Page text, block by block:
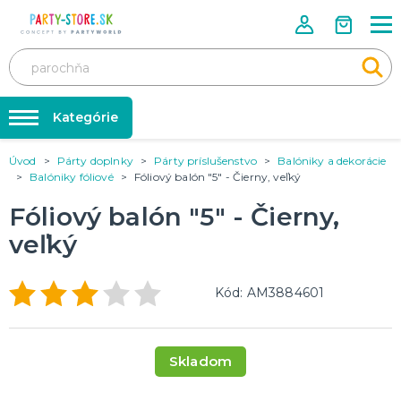
Rozlúčka so slobodou ❤️
Karnevalové doplnky
Balóniky a hélium
Párty doplnky
Trička s potlačou
Kategórie
KARNEVALOVÉ KOSTÝMY
Kostýmy pre deti
DOPLNKY A MAKE-UP
Doplnky
Make-up, dekorácie na kožu, tetovanie, umelé riasy
TRIČKÁ S POTLAČOU
Úvod Párty doplnky Párty príslušenstvo
Balóniky a dekorácie
Balóniky fóliové
Fóliový balón "5" - Čierny, veľký
Fóliový balón "5" - Čierny,
veľký
Kód: AM3884601
Skladom